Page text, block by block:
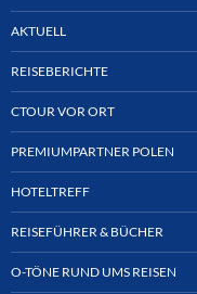
AKTUELL
REISEBERICHTE
CTOUR VOR ORT
PREMIUMPARTNER POLEN
HOTELTREFF
REISEFÜHRER & BÜCHER
O-TÖNE RUND UMS REISEN